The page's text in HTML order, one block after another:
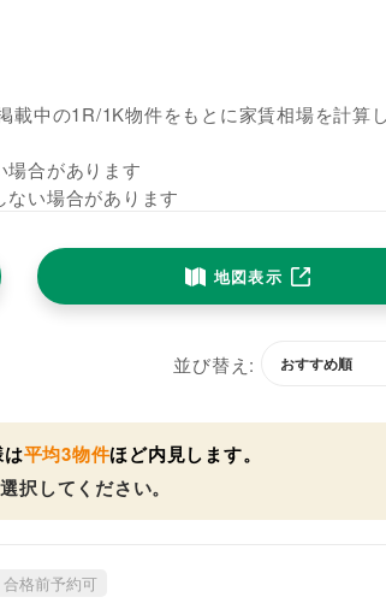
中の1R/1K物件をもとに家賃相場を計算
合があります
い場合があります
地図表示
並び替え:
平均3物件ほど内見します。
択してください。
合格前予約可